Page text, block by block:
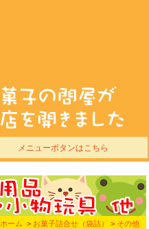
メニューボタンはこちら
ホーム > お菓子詰合せ（袋詰） > その他